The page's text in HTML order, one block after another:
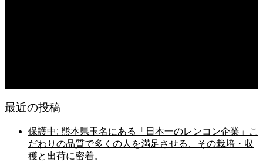
最近の投稿
保護中: 熊本県玉名にある「日本一のレンコン企業」こ
だわりの品質で多くの人を満足させる、その栽培・収
穫と出荷に密着。